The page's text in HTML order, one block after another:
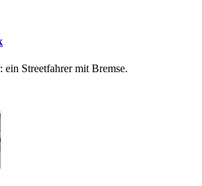
Streetfahrer mit Bremse.